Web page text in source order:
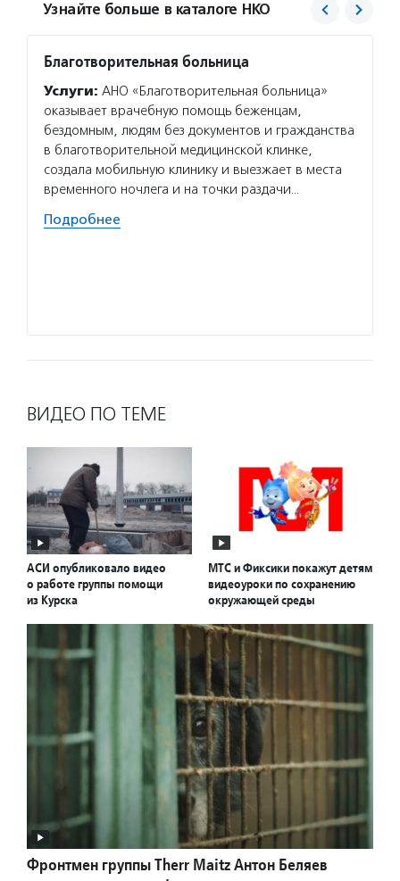
Узнайте больше в каталоге НКО
Благотворительная больница
Услуги: АНО «Благотворительная больница»
оказывает врачебную помощь беженцам,
бездомным, людям без документов и гражданства
в благотворительной медицинской клинке,
создала мобильную клинику и выезжает в места
временного ночлега и на точки раздачи…
Подробнее
ВИДЕО ПО ТЕМЕ
АСИ опубликовало видео
о работе группы помощи
из Курска
МТС и Фиксики покажут детям
видеоуроки по сохранению
окружающей среды
Фронтмен группы Therr Maitz Антон Беляев